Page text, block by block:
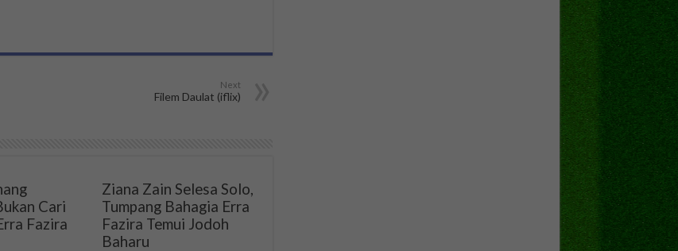
Next
Filem Daulat (iflix)
Cari
Fazira
Ziana Zain Selesa Solo,
Tumpang Bahagia Erra
Fazira Temui Jodoh
Baharu